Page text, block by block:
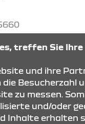
SENDEN
treffen Sie
und ihre
die Besucherzahl
zu messen.
und/oder
Inhalte erhalten